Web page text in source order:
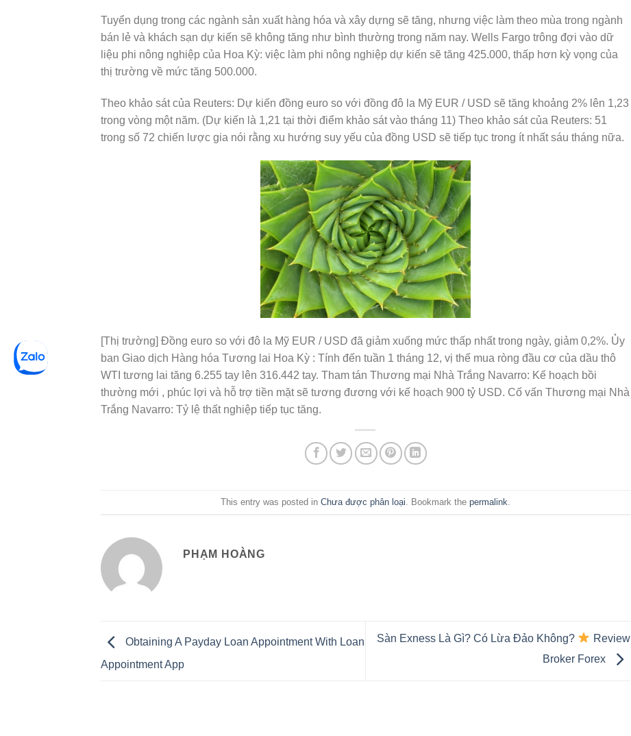
Tuyển dụng trong các ngành sản xuất hàng hóa và xây dựng sẽ tăng, nhưng việc làm theo mùa trong ngành
bán lẻ và khách sạn dự kiến sẽ không tăng như bình thường trong năm nay. Wells Fargo trông đợi vào dữ
liệu phi nông nghiệp của Hoa Kỳ: việc làm phi nông nghiệp dự kiến sẽ tăng 425.000, thấp hơn kỳ vọng của
thị trường về mức tăng 500.000.
Theo khảo sát của Reuters: Dự kiến đồng euro so với đồng đô la Mỹ EUR / USD sẽ tăng khoảng 2% lên 1,23
trong vòng một năm. (Dự kiến là 1,21 tại thời điểm khảo sát vào tháng 11) Theo khảo sát của Reuters: 51
trong số 72 chiến lược gia nói rằng xu hướng suy yếu của đồng USD sẽ tiếp tục trong ít nhất sáu tháng nữa.
[Thị trường] Đồng euro so với đô la Mỹ EUR / USD đã giảm xuống mức thấp nhất trong ngày, giảm 0,2%. Ủy
ban Giao dịch Hàng hóa Tương lai Hoa Kỳ : Tính đến tuần 1 tháng 12, vị thế mua ròng đầu cơ của dầu thô
WTI tương lai tăng 6.255 tay lên 316.442 tay. Tham tán Thương mại Nhà Trắng Navarro: Kế hoạch bồi
thường mới , phúc lợi và hỗ trợ tiền mặt sẽ tương đương với kế hoạch 900 tỷ USD. Cố vấn Thương mại Nhà
Trắng Navarro: Tỷ lệ thất nghiệp tiếp tục tăng.
This entry was posted in Chưa được phân loại . Bookmark the permalink
PHẠM HOÀNG
Obtaining A Payday Loan Appointment With Loan
Appointment App
Sàn Exness Là Gì? Có Lừa Đảo Không?
Review
Broker Forex